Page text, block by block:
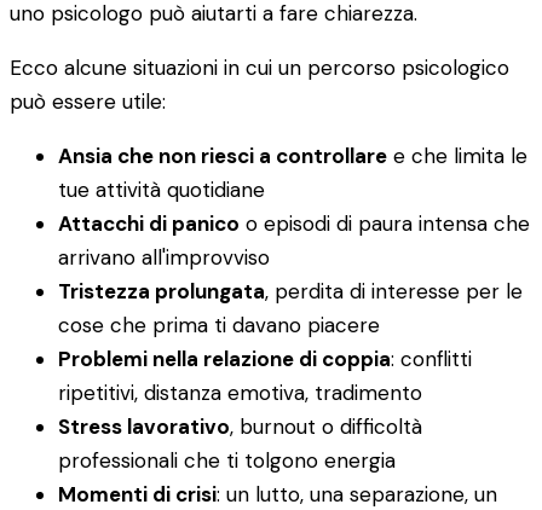
uno psicologo può aiutarti a fare chiarezza.
Ecco alcune situazioni in cui un percorso psicologico
può essere utile:
Ansia che non riesci a controllare e che limita le
tue attività quotidiane
Attacchi di panico o episodi di paura intensa che
arrivano all'improvviso
Tristezza prolungata, perdita di interesse per le
cose che prima ti davano piacere
Problemi nella relazione di coppia: conflitti
ripetitivi, distanza emotiva, tradimento
Stress lavorativo, burnout o difficoltà
professionali che ti tolgono energia
Momenti di crisi: un lutto, una separazione, un